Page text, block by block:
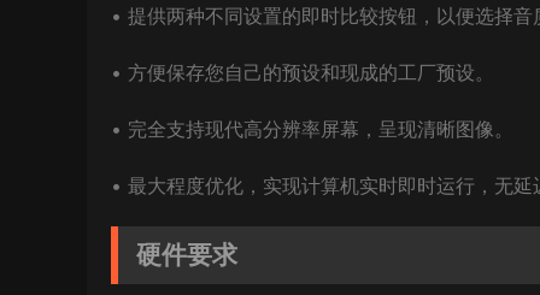
• 提供两种不同设置的即时比较按钮，以便选择
• 方便保存您自己的预设和现成的工厂预设。
• 完全支持现代高分辨率屏幕，呈现清晰图像。
• 最大程度优化，实现计算机实时即时运行，无延
硬件要求